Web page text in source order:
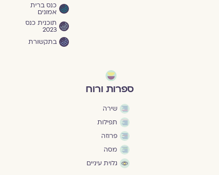
כנס ברית
אמונים
תוכנית כנס
2023
בתקשורת
ספרות ורוח
שירה
תפילות
פרוזה
מסה
גלוית עיניים